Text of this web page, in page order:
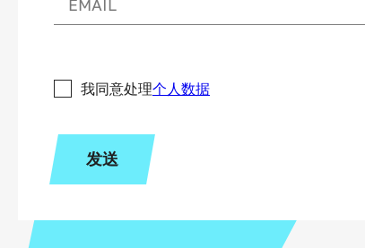
我同意处理个人数据
发送